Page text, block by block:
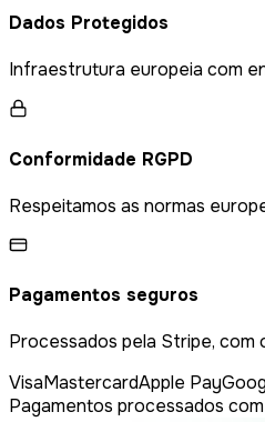
Dados Protegidos
Infraestrutura europeia com
Conformidade RGPD
Respeitamos as normas
Pagamentos seguros
Processados pela Stripe,
VisaMastercardApple Pay
Pagamentos processados